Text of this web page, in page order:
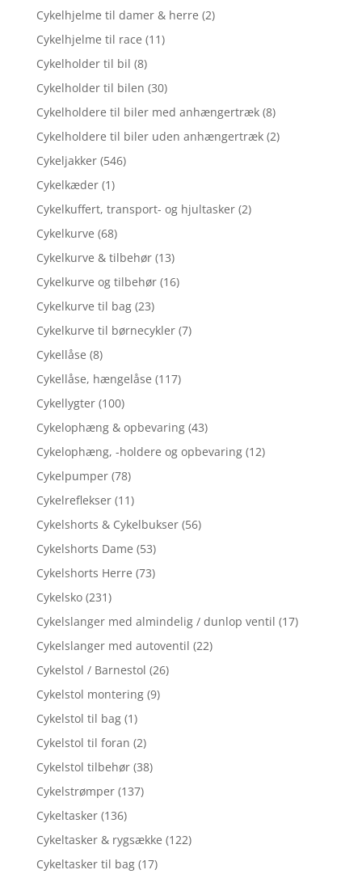
Cykelhjelme til damer & herre (2)
Cykelhjelme til race (11)
Cykelholder til bil (8)
Cykelholder til bilen (30)
Cykelholdere til biler med anhængertræk (8)
Cykelholdere til biler uden anhængertræk (2)
Cykeljakker (546)
Cykelkæder (1)
Cykelkuffert, transport- og hjultasker (2)
Cykelkurve (68)
Cykelkurve & tilbehør (13)
Cykelkurve og tilbehør (16)
Cykelkurve til bag (23)
Cykelkurve til børnecykler (7)
Cykellåse (8)
Cykellåse, hængelåse (117)
Cykellygter (100)
Cykelophæng & opbevaring (43)
Cykelophæng, -holdere og opbevaring (12)
Cykelpumper (78)
Cykelreflekser (11)
Cykelshorts & Cykelbukser (56)
Cykelshorts Dame (53)
Cykelshorts Herre (73)
Cykelsko (231)
Cykelslanger med almindelig / dunlop ventil (17)
Cykelslanger med autoventil (22)
Cykelstol / Barnestol (26)
Cykelstol montering (9)
Cykelstol til bag (1)
Cykelstol til foran (2)
Cykelstol tilbehør (38)
Cykelstrømper (137)
Cykeltasker (136)
Cykeltasker & rygsække (122)
Cykeltasker til bag (17)